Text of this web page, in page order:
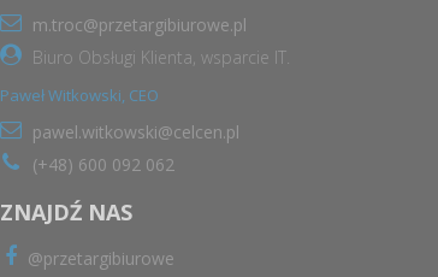
m.troc@przetargibiurowe.pl
Biuro Obsługi Klienta, wsparcie IT.
Paweł Witkowski, CEO
pawel.witkowski@celcen.pl
(+48) 600 092 062
ZNAJDŹ NAS
@przetargibiurowe